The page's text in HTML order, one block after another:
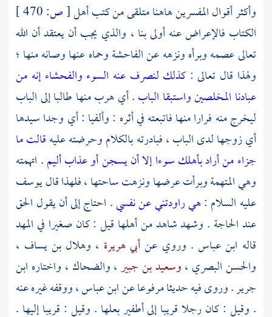
وأكثر أقوال المفسرين هاهنا متلقى من كتب أهل[ص:
الكتاب فالإعراض عنه أولى بنا ، والذي يجب أن يعتقد أن الله
تعالى عصمه وبرأه ونزهه عن الفاحشة وحماه عنها وصانه منها ؛
ولهذا قال تعالى : كذلك لنصرف عنه السوء والفحشاء إنه من
عبادنا المخلصين واستبقا الباب. أي هرب منها طالبا إلى الباب
ليخرج منه فرارا منها فاتبعته في أثره : وألفيا : أي وجدا سيدها
أي زوجها لدى الباب ، فبادرته بالكلام وحرضته عليهقالت ما
جزاء من أراد بأهلك سوءا إلا أن يسجن أو عذاب أليم. اتهمته
وهي المتهمة وبرأت عرضها ونزهت ساحتها ، فلهذا قاليوسف
عليه السلام :هي راودتني عن نفسي. احتاج إلى أن يقول الحق
عند الحاجة . وشهد شاهد من أهلها قيل : كان صغيرا في المهد
قاله ابن عباس . وروي عنأبي هريرة ، وهلال بن يساف ،
والحسن البصري ،وسعيد بن جبير،والضحاك ، واختاره ابن
جرير. وروى فيه حديثا مرفوعا عنابن عباس، ووقفه غيره عنه
. وقيل : كان رجلا قريبا إلى أطفير بعلها . وقيل : قريبا إليها .